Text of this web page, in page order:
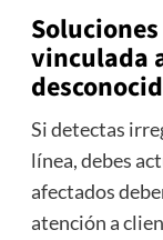
vinculada
Si detectas
línea, debes
afectados
atención a